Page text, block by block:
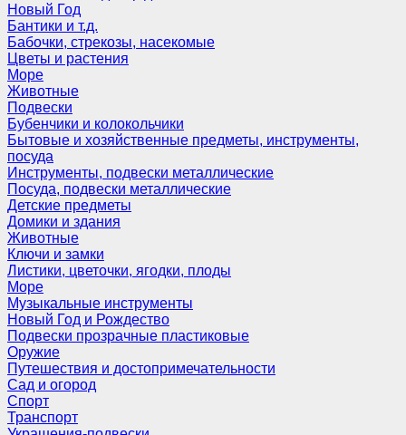
Новый Год
Бантики и т.д.
Бабочки, стрекозы, насекомые
Цветы и растения
Море
Животные
Подвески
Бубенчики и колокольчики
Бытовые и хозяйственные предметы, инструменты,
посуда
Инструменты, подвески металлические
Посуда, подвески металлические
Детские предметы
Домики и здания
Животные
Ключи и замки
Листики, цветочки, ягодки, плоды
Море
Музыкальные инструменты
Новый Год и Рождество
Подвески прозрачные пластиковые
Оружие
Путешествия и достопримечательности
Сад и огород
Спорт
Транспорт